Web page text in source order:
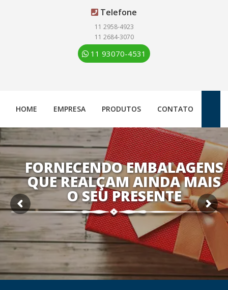
Telefone
11 2958-4923
11 2684-3070
11 93070-4531
HOME EMPRESA PRODUTOS CONTATO
FORNECENDO EMBALAGENS
QUE REALÇAM AINDA MAIS
O SEU PRESENTE